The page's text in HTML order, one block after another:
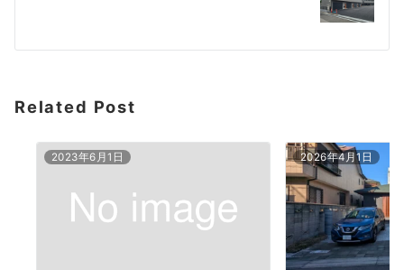
Related Post
2023年6月1日 2026年4月1日